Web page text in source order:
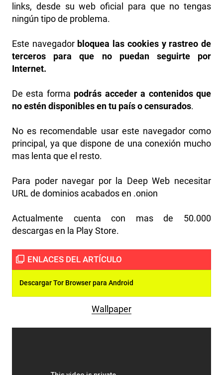
links, desde su web oficial para que no tengas
ningún tipo de problema.
Este navegador bloquea las cookies y rastreo de
terceros para que no puedan seguirte por
Internet.
De esta forma podrás acceder a contenidos que
no estén disponibles en tu país o censurados.
No es recomendable usar este navegador como
principal, ya que dispone de una conexión mucho
mas lenta que el resto.
Para poder navegar por la Deep Web necesitar
URL de dominios acabados en .onion
Actualmente cuenta con mas de 50.000
descargas en la Play Store.
Descargar Tor Browser para Android
Wallpaper